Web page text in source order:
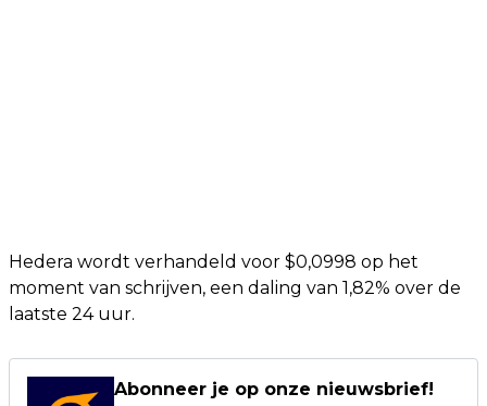
Hedera wordt verhandeld voor $0,0998 op het
moment van schrijven, een daling van 1,82% over de
laatste 24 uur.
Abonneer je op onze nieuwsbrief!